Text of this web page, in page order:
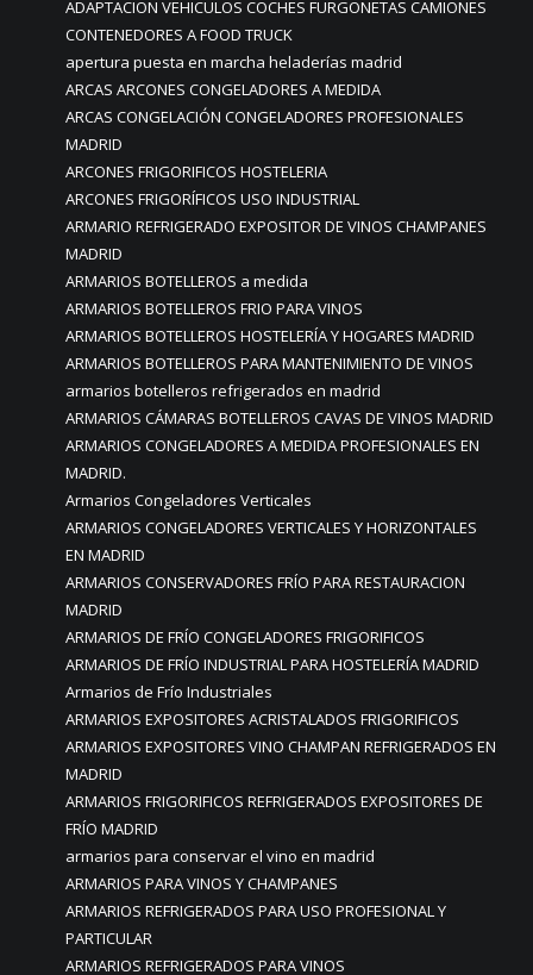
ADAPTACION VEHICULOS COCHES FURGONETAS CAMIONES
CONTENEDORES A FOOD TRUCK
apertura puesta en marcha heladerías madrid
ARCAS ARCONES CONGELADORES A MEDIDA
ARCAS CONGELACIÓN CONGELADORES PROFESIONALES
MADRID
ARCONES FRIGORIFICOS HOSTELERIA
ARCONES FRIGORÍFICOS USO INDUSTRIAL
ARMARIO REFRIGERADO EXPOSITOR DE VINOS CHAMPANES
MADRID
ARMARIOS BOTELLEROS a medida
ARMARIOS BOTELLEROS FRIO PARA VINOS
ARMARIOS BOTELLEROS HOSTELERÍA Y HOGARES MADRID
ARMARIOS BOTELLEROS PARA MANTENIMIENTO DE VINOS
armarios botelleros refrigerados en madrid
ARMARIOS CÁMARAS BOTELLEROS CAVAS DE VINOS MADRID
ARMARIOS CONGELADORES A MEDIDA PROFESIONALES EN
MADRID.
Armarios Congeladores Verticales
ARMARIOS CONGELADORES VERTICALES Y HORIZONTALES
EN MADRID
ARMARIOS CONSERVADORES FRÍO PARA RESTAURACION
MADRID
ARMARIOS DE FRÍO CONGELADORES FRIGORIFICOS
ARMARIOS DE FRÍO INDUSTRIAL PARA HOSTELERÍA MADRID
Armarios de Frío Industriales
ARMARIOS EXPOSITORES ACRISTALADOS FRIGORIFICOS
ARMARIOS EXPOSITORES VINO CHAMPAN REFRIGERADOS EN
MADRID
ARMARIOS FRIGORIFICOS REFRIGERADOS EXPOSITORES DE
FRÍO MADRID
armarios para conservar el vino en madrid
ARMARIOS PARA VINOS Y CHAMPANES
ARMARIOS REFRIGERADOS PARA USO PROFESIONAL Y
PARTICULAR
ARMARIOS REFRIGERADOS PARA VINOS